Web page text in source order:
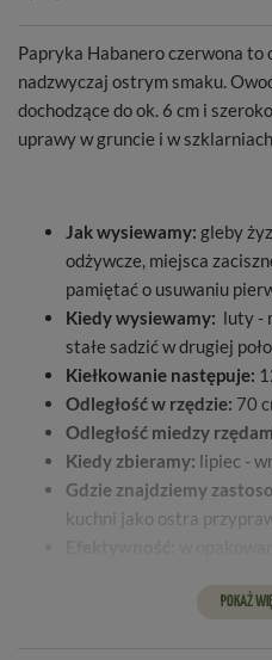
Papryka Habanero czerwona to
nadzwyczaj ostrym smaku.
dochodzące do ok. 6 cm i
uprawy w gruncie i w
Jak wysiewamy: gleby
odżywcze, miejsca
pamiętać o usuwaniu
Kiedy wysiewamy: luty -
stałe sadzić w drugiej
Kiełkowanie następuje:
Odległość w rzędzie: 70
Odległość miedzy
Kiedy zbieramy: lipiec -
Gdzie znajdziemy
kuchni jako ostra
POKAŻ